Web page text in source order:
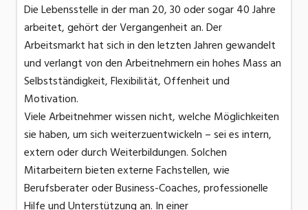
Die Lebensstelle in der man 20, 30 oder sogar 40 Jahre
arbeitet, gehört der Vergangenheit an. Der
Arbeitsmarkt hat sich in den letzten Jahren gewandelt
und verlangt von den Arbeitnehmern ein hohes Mass an
Selbstständigkeit, Flexibilität, Offenheit und
Motivation.
Viele Arbeitnehmer wissen nicht, welche Möglichkeiten
sie haben, um sich weiterzuentwickeln – sei es intern,
extern oder durch Weiterbildungen. Solchen
Mitarbeitern bieten externe Fachstellen, wie
Berufsberater oder Business-Coaches, professionelle
Hilfe und Unterstützung an. In einer